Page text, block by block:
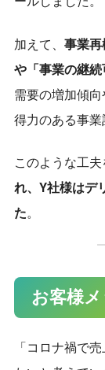
加えて、 事業再
や「事業の継
需要の増加傾
得力のある事業
このような工夫
れ、Y社様はデ
た。
お客様
「コロナ禍で